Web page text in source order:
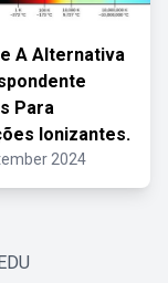
A Alternativa
Para
Ionizantes.
2024